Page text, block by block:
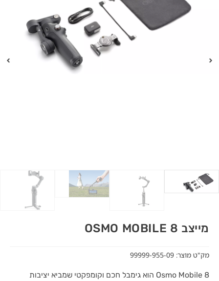
מייצב OSMO MOBILE 8
מק"ט מוצר: 99999-955-09
Osmo Mobile 8 הוא גימבל חכם וקומפקטי שמביא יציבות